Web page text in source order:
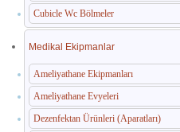
Cubicle Wc Bölmeler
Medikal Ekipmanlar
Ameliyathane Ekipmanları
Ameliyathane Evyeleri
Dezenfektan Ürünleri (Aparatları)